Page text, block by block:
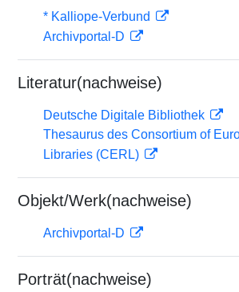
* Kalliope-Verbund
Archivportal-D
Literatur(nachweise)
Deutsche Digitale Bibliothek
Thesaurus des Consortium of
Libraries (CERL)
Objekt/Werk(nachweise)
Archivportal-D
Porträt(nachweise)